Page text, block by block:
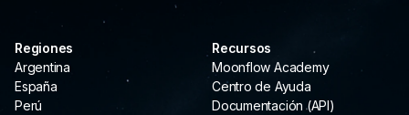
Regiones
Argentina
España
Perú
Recursos
Moonflow Academy
Centro de Ayuda
Documentación (API)